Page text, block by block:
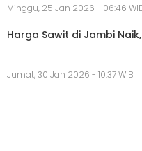
Minggu, 25 Jan 2026 - 06:46
Harga Sawit di Jambi
Jumat, 30 Jan 2026 - 10:37 WIB